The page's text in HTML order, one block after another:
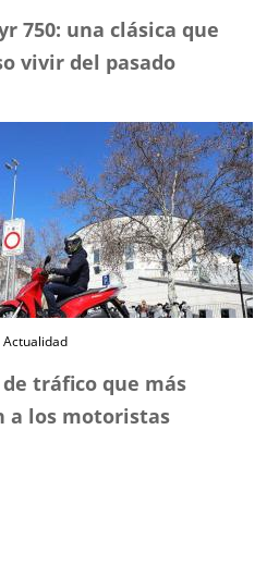
750: una clásica que
vivir del pasado
Actualidad
de tráfico que más
a los motoristas